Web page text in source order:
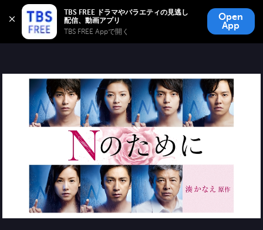
TBS FREE ドラマやバラエティの見逃し
TBS FREE Appで開く
Open
App
TBS FREE
無料見逃し配信